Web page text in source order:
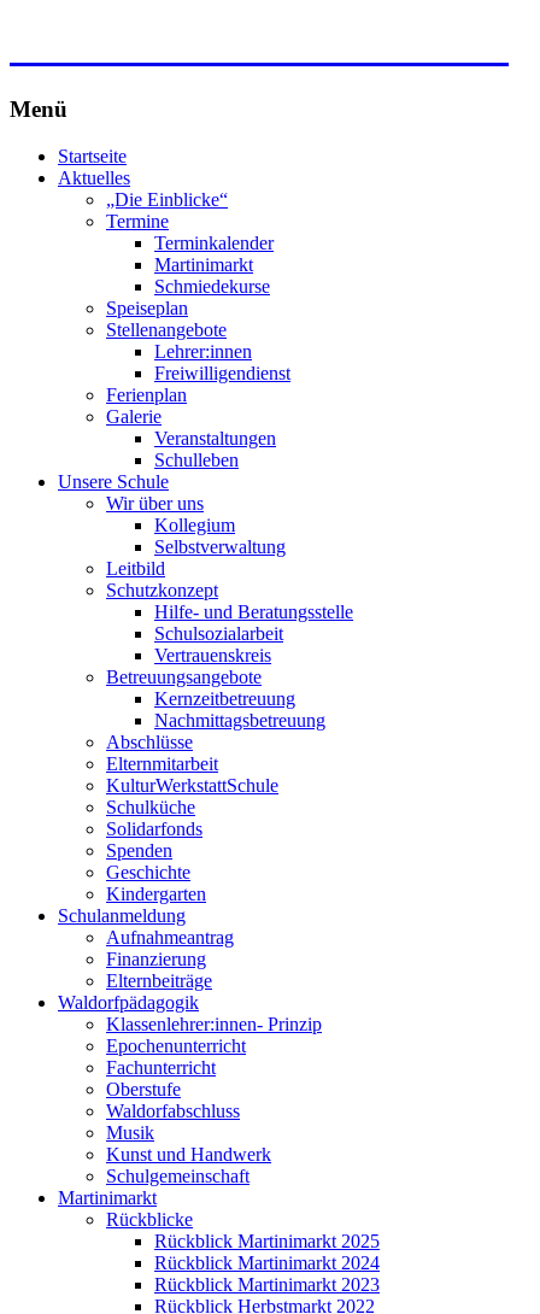
Menü
Zum
Inhalt
Startseite
Aktuelles
„Die Einblicke“
Termine
Terminkalender
Martinimarkt
Schmiedekurse
Speiseplan
Stellenangebote
Lehrer:innen
Freiwilligendienst
Ferienplan
Galerie
Veranstaltungen
Schulleben
Unsere Schule
Wir über uns
Kollegium
Selbstverwaltung
Leitbild
Schutzkonzept
Hilfe- und Beratungsstelle
Schulsozialarbeit
Vertrauenskreis
Betreuungsangebote
Kernzeitbetreuung
Nachmittagsbetreuung
Abschlüsse
Elternmitarbeit
KulturWerkstattSchule
Schulküche
Solidarfonds
Spenden
Geschichte
Kindergarten
Schulanmeldung
Aufnahmeantrag
Finanzierung
Elternbeiträge
Waldorfpädagogik
Klassenlehrer:innen- Prinzip
Epochenunterricht
Fachunterricht
Oberstufe
Waldorfabschluss
Musik
Kunst und Handwerk
Schulgemeinschaft
Martinimarkt
Rückblicke
Rückblick Martinimarkt 2025
Rückblick Martinimarkt 2024
Rückblick Martinimarkt 2023
Rückblick Herbstmarkt 2022